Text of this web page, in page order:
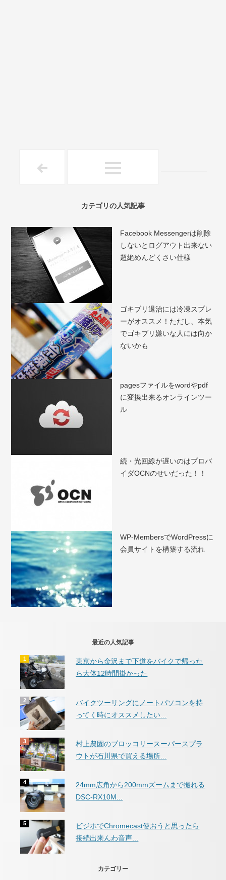
カテゴリの人気記事
Facebook Messengerは削除
しないとログアウト出来ない
超絶めんどくさい仕様
ゴキブリ退治には冷凍スプレ
ーがオススメ！ただし、本気
でゴキブリ嫌いな人には向か
ないかも
pagesファイルをwordやpdf
に変換出来るオンラインツー
ル
続・光回線が遅いのはプロバ
イダOCNのせいだった！！
WP-MembersでWordPressに
会員サイトを構築する流れ
最近の人気記事
東京から金沢まで下道をバイクで帰った
ら大体12時間掛かった
バイクツーリングにノートパソコンを持
ってく時にオススメしたい...
村上農園のブロッコリースーパースプラ
ウトが石川県で買える場所...
24mm広角から200mmズームまで撮れる
DSC-RX10M...
ビジホでChromecast使おうと思ったら
接続出来んわ音声...
カテゴリー